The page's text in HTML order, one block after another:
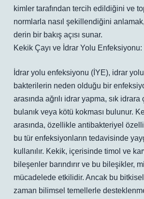
kimler tarafından tercih edildiğini ve
normlarla nasıl şekillendiğini
derin bir bakış açısı sunar.
Kekik Çayı ve İdrar Yolu
İdrar yolu enfeksiyonu (İYE), idrar
bakterilerin neden olduğu bir
arasında ağrılı idrar yapma, sık idrara
bulanık veya kötü kokması bulunur.
arasında, özellikle antibakteriyel
bu tür enfeksiyonların tedavisinde
kullanılır. Kekik, içerisinde timol ve
bileşenler barındırır ve bu bileşikler,
mücadelede etkilidir. Ancak bu
zaman bilimsel temellerle